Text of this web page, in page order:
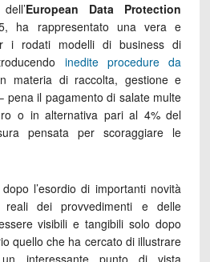
European Data Protection
ha rappresentato una vera e
i rodati modelli di business di
inedite procedure da
materia di raccolta, gestione e
pena il pagamento di salate multe
o in alternativa pari al 4% del
pensata per scoraggiare le
l’esordio di importanti novità
reali dei provvedimenti e delle
visibili e tangibili solo dopo
quello che ha cercato di illustrare